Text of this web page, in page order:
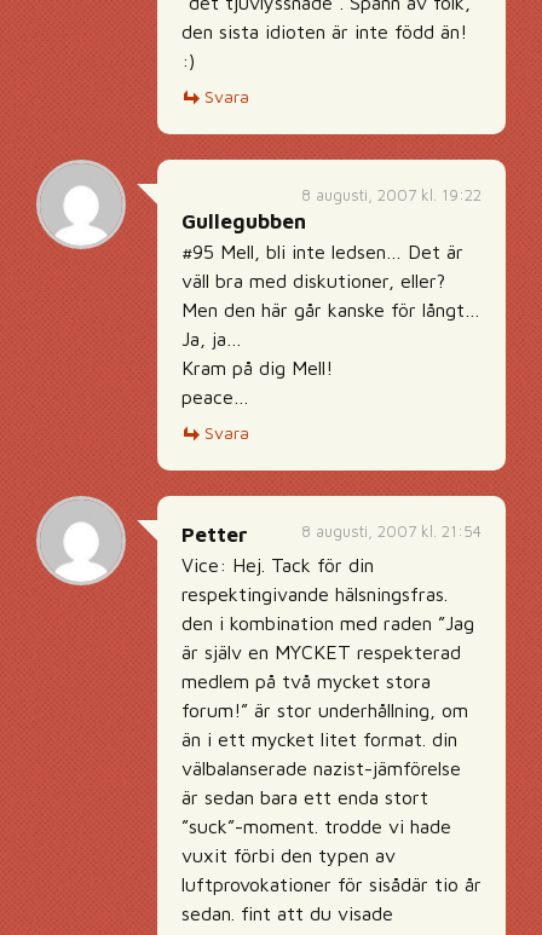
den sista idioten är inte född än!
:)
Svara
8 augusti, 2007 kl. 19:22
Gullegubben
#95 Mell, bli inte ledsen… Det är
väll bra med diskutioner, eller?
Men den här går kanske för långt…
Ja, ja…
Kram på dig Mell!
peace…
Svara
8 augusti, 2007 kl. 21:54
Petter
Vice: Hej. Tack för din
respektingivande hälsningsfras.
den i kombination med raden ”Jag
är själv en MYCKET respekterad
medlem på två mycket stora
forum!” är stor underhållning, om
än i ett mycket litet format. din
välbalanserade nazist-jämförelse
är sedan bara ett enda stort
”suck”-moment. trodde vi hade
vuxit förbi den typen av
luftprovokationer för sisådär tio år
sedan. fint att du visade